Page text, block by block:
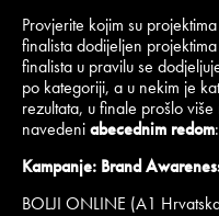
Provjerite kojim su
finalista dodijeljen
finalista u pravilu se
po kategoriji, a u nekim je
rezultata, u finale prošlo
navedeniabecednim redom:
Kampanje: Brand
BOLJI ONLINE (A1